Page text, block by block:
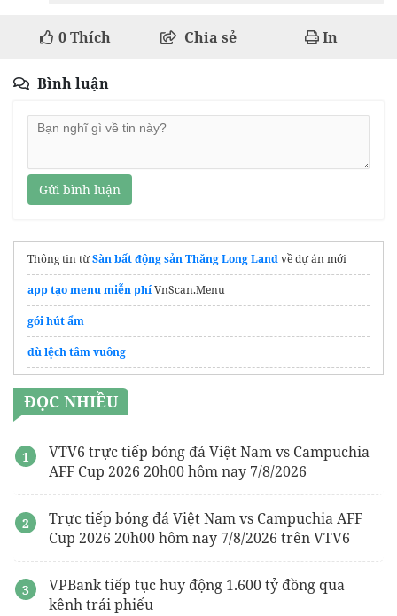
0Thích Chia sẻ In
Bình luận
Gửi bình luận
Thông tin từSàn bất động sản Thăng Long Landvề dự án mới
app tạo menu miễn phíVnScan.Menu
gói hút ẩm
dù lệch tâm vuông
ĐỌC NHIỀU
VTV6 trực tiếp bóng đá Việt Nam vs Campuchia
AFF Cup 2026 20h00 hôm nay 7/8/2026
Trực tiếp bóng đá Việt Nam vs Campuchia AFF
Cup 2026 20h00 hôm nay 7/8/2026 trên VTV6
VPBank tiếp tục huy động 1.600 tỷ đồng qua
kênh trái phiếu